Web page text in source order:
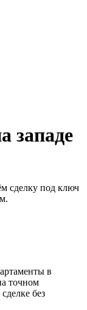
западе
сделку под ключ
в
точном
без